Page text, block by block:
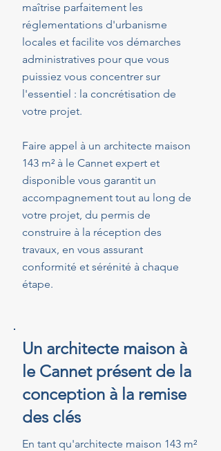
maîtrise parfaitement les
réglementations d'urbanisme
locales et facilite vos démarches
administratives pour que vous
puissiez vous concentrer sur
l'essentiel : la concrétisation de
votre projet.
Faire appel à un architecte maison
143 m² à le Cannet expert et
disponible vous garantit un
accompagnement tout au long de
votre projet, du permis de
construire à la réception des
travaux, en vous assurant
conformité et sérénité à chaque
étape.
Un architecte maison à
le Cannet présent de la
conception à la remise
des clés
En tant qu'architecte maison 143 m²